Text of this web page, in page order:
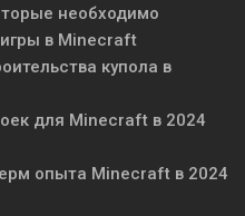
необходимо
в Minecraft
купола в
для Minecraft в 2024
опыта Minecraft в 2024